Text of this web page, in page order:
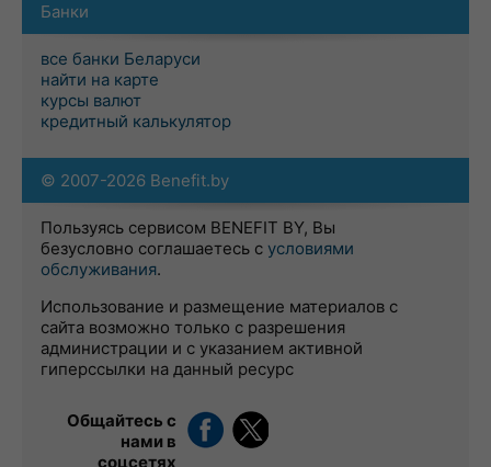
Банки
все банки Беларуси
найти на карте
курсы валют
кредитный калькулятор
© 2007-2026 Benefit.by
Пользуясь сервисом BENEFIT BY, Вы
безусловно соглашаетесь с условиями
обслуживания.
Использование и размещение материалов с
сайта возможно только с разрешения
администрации и с указанием активной
гиперссылки на данный ресурс
Общайтесь с
нами в
соцсетях